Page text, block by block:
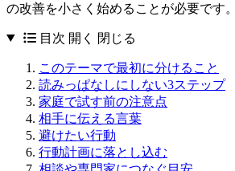
の改善を小さく始めることが必要です。
目次 開く 閉じる
このテーマで最初に分けること
読みっぱなしにしない3ステップ
家庭で試す前の注意点
相手に伝える言葉
避けたい行動
行動計画に落とし込む